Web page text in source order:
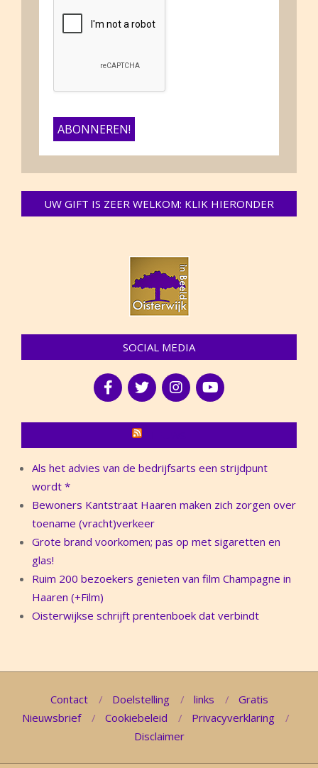
UW GIFT IS ZEER WELKOM: KLIK HIERONDER
SOCIAL MEDIA
Als het advies van de bedrijfsarts een strijdpunt
wordt *
Bewoners Kantstraat Haaren maken zich zorgen over
toename (vracht)verkeer
Grote brand voorkomen; pas op met sigaretten en
glas!
Ruim 200 bezoekers genieten van film Champagne in
Haaren (+Film)
Oisterwijkse schrijft prentenboek dat verbindt
Contact Doelstelling links
Gratis
Nieuwsbrief
Cookiebeleid
Privacyverklaring
Disclaimer